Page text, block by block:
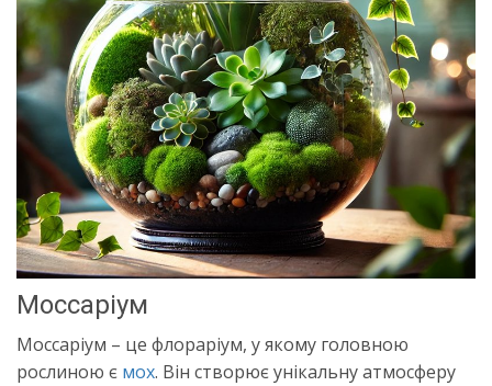
Моссаріум
Моссаріум – це флораріум, у якому головною
рослиною є мох. Він створює унікальну атмосферу